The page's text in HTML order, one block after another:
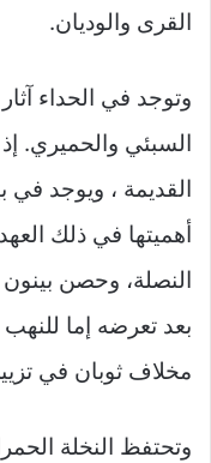
القرى والوديان.
وتوجد في الحداء
السبئي والحميري.
القديمة ، ويوجد في
أهميتها في ذلك
النصلة، وحصن
بعد تعرضه إما
مخلاف ثوبان في
وتحتفظ النخلة